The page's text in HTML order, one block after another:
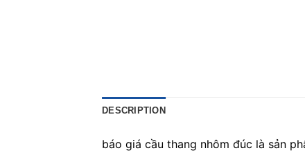
DESCRIPTION
báo giá cầu thang nhôm đúc là sản